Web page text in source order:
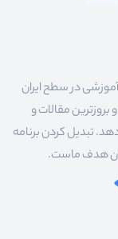
در سطح ایران
مقالات و
دهد. تبدیل کردن برنامه
هدف ماست.